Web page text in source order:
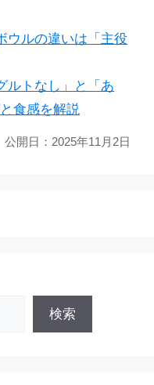
ウルの違いは「主役
ルトなし」と「あ
食感を解説
公開日： 2025年11月2日
検索